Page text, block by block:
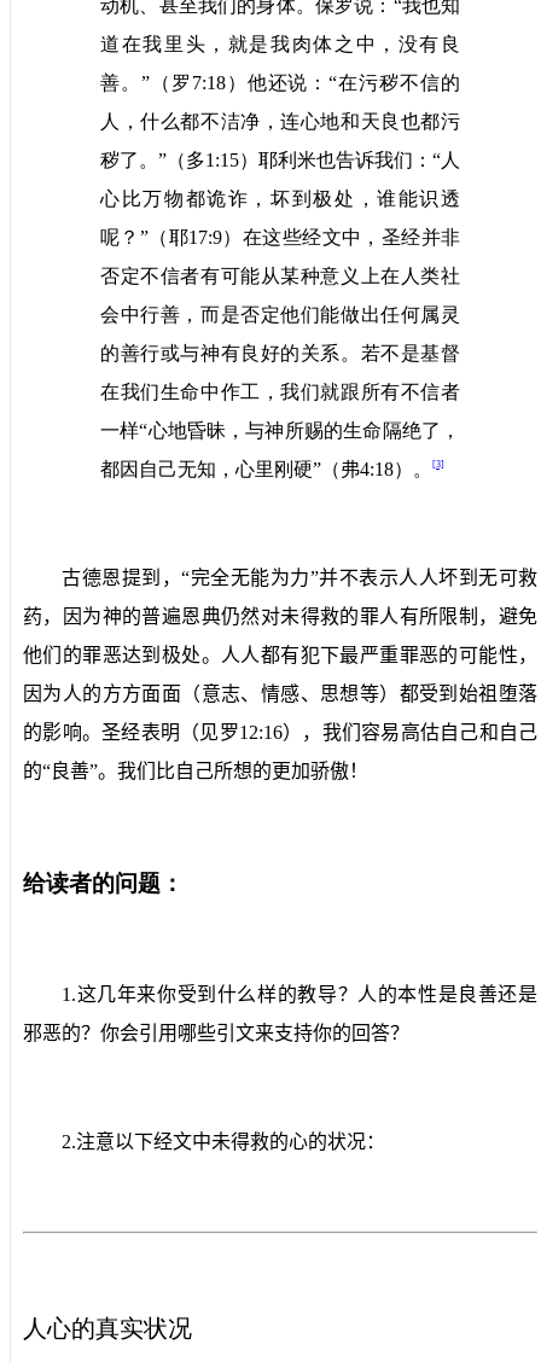
动机、甚至我们的身体。保罗说：“我也知
道在我里头，就是我肉体之中，没有良
善。”（罗 7:18）他还说：“在污秽不信的
人，什么都不洁净，连心地和天良也都污
秽了。”（多1:15）耶利米也告诉我们：“人
心比万物都诡诈，坏到极处，谁能识透
呢？”（耶17:9）在这些经文中，圣经并非
否定不信者有可能从某种意义上在人类社
会中行善，而是否定他们能做出任何属灵
的善行或与神有良好的关系。若不是基督
在我们生命中作工，我们就跟所有不信者
一样“心地昏昧，与神所赐的生命隔绝了，
都因自己无知，心里刚硬”（弗4:18）。 [3]
古德恩提到，“完全无能为力”并不表示人人坏到无可救
药，因为神的普遍恩典仍然对未得救的罪人有所限制，避免
他们的罪恶达到极处。人人都有犯下最严重罪恶的可能性，
因为人的方方面面（意志、情感、思想等）都受到始祖堕落
的影响。圣经表明（见罗12:16），我们容易高估自己和自己
的“良善”。我们比自己所想的更加骄傲！
给读者的问题：
1.这几年来你受到什么样的教导？人的本性是良善还是
邪恶的？你会引用哪些引文来支持你的回答？
2.注意以下经文中未得救的心的状况：
人心的真实状况